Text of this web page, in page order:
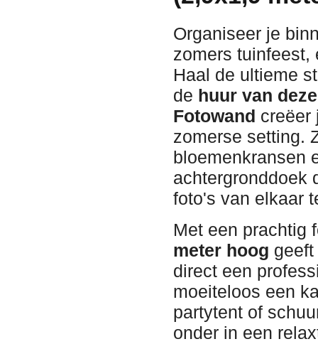
Organiseer je
zomers tuinfeest,
Haal de ultieme
de huur van
Fotowand creëer
zomerse setting.
bloemenkransen
achtergronddoek
foto's van elkaar
Met een prachtig
meter hoog
direct een
moeiteloos een
partytent of
onder in een